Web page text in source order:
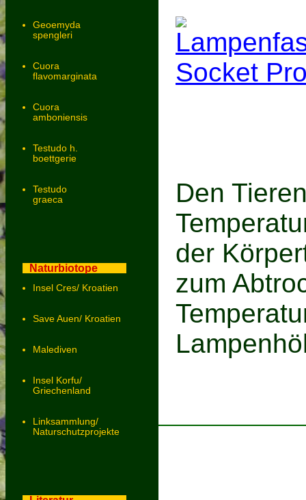
Geoemyda
spengleri
Cuora
flavomarginata
Cuora
amboniensis
Testudo h.
boettgerie
Testudo
graeca
Naturbiotope
Insel Cres/ Kroatien
Save Auen/ Kroatien
Malediven
Insel Korfu/
Griechenland
Linksammlung/
Naturschutzprojekte
Socket
Den
der
zum